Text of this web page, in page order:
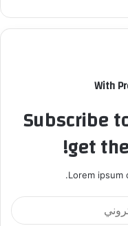
With
Subscribe
get
Lorem ipsum